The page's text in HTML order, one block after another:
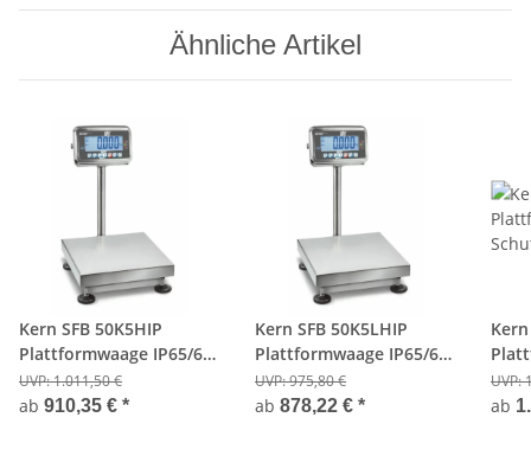
Ähnliche Artikel
Kern SFB 50K5HIP
Plattformwaage IP65/67
Schutz - 50Kg/5g -
Hochanzeige
UVP:1.011,50 €
ab 910,35 € *
Kern SFB 50K5LHIP
Plattformwaage IP65/67
Schutz - 50Kg/5g -
Hochanzeige
UVP:975,80 €
ab 878,22 € *
UVP:
ab